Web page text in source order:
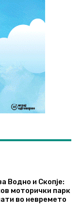
Водно и Скопје:
моторички парк
во невремето